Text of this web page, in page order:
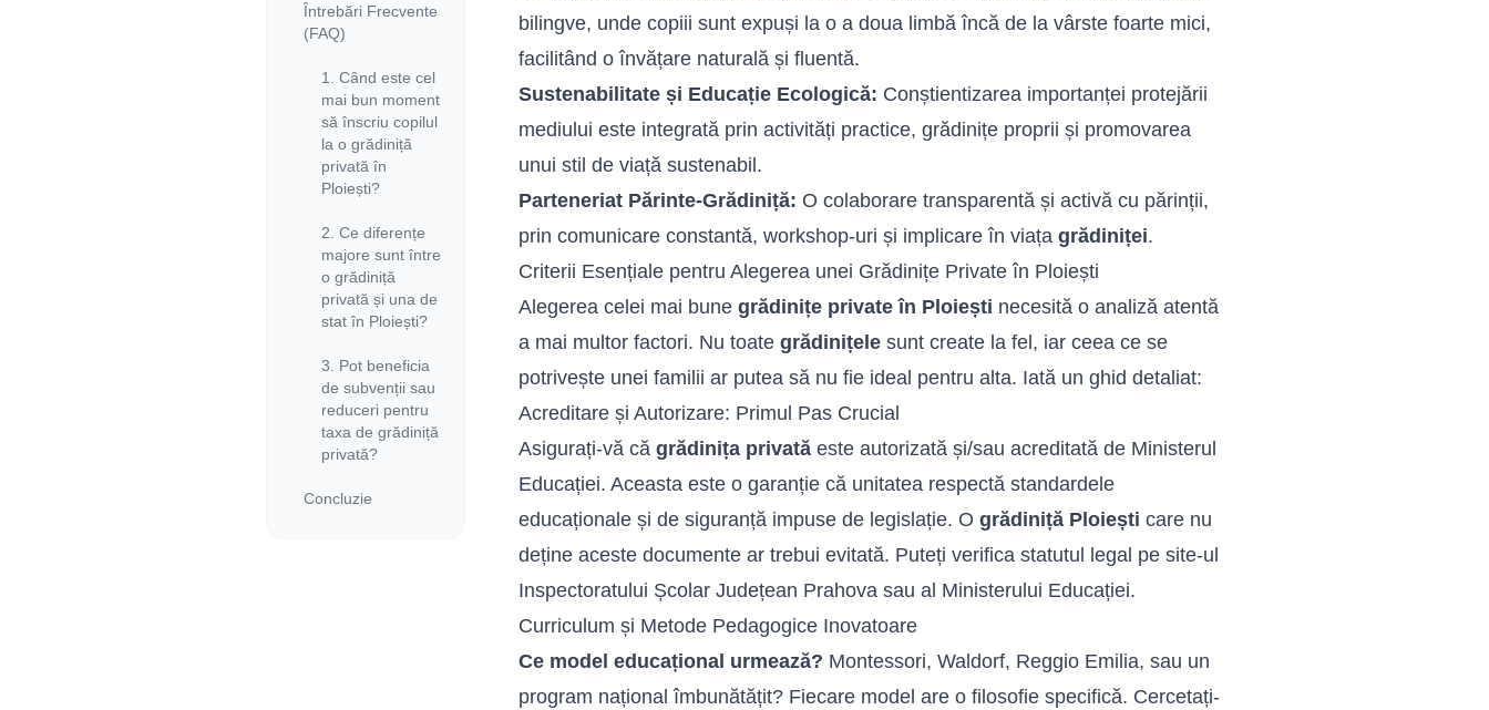
Întrebări Frecvente
(FAQ)
1. Când este cel
mai bun moment
să înscriu copilul
la o grădiniță
privată în
Ploiești?
2. Ce diferențe
majore sunt între
o grădiniță
privată și una de
stat în Ploiești?
3. Pot beneficia
de subvenții sau
reduceri pentru
taxa de grădiniță
privată?
Concluzie
bilingve, unde copiii sunt expuși la o a doua limbă încă de la vârste foarte mici,
facilitând o învățare naturală și fluentă.
Sustenabilitate și Educație Ecologică: Conștientizarea importanței protejării
mediului este integrată prin activități practice, grădinițe proprii și promovarea
unui stil de viață sustenabil.
Parteneriat Părinte-Grădiniță: O colaborare transparentă și activă cu părinții,
prin comunicare constantă, workshop-uri și implicare în viața grădiniței.
Criterii Esențiale pentru Alegerea unei Grădinițe Private în Ploiești
Alegerea celei mai bune grădinițe private în Ploiești necesită o analiză atentă
a mai multor factori. Nu toate grădinițele sunt create la fel, iar ceea ce se
potrivește unei familii ar putea să nu fie ideal pentru alta. Iată un ghid detaliat:
Acreditare și Autorizare: Primul Pas Crucial
Asigurați-vă că grădinița privată este autorizată și/sau acreditată de Ministerul
Educației. Aceasta este o garanție că unitatea respectă standardele
educaționale și de siguranță impuse de legislație. O grădiniță Ploiești care nu
deține aceste documente ar trebui evitată. Puteți verifica statutul legal pe site-ul
Inspectoratului Școlar Județean Prahova sau al Ministerului Educației.
Curriculum și Metode Pedagogice Inovatoare
Ce model educațional urmează? Montessori, Waldorf, Reggio Emilia, sau un
program național îmbunătățit? Fiecare model are o filosofie specifică. Cercetați-